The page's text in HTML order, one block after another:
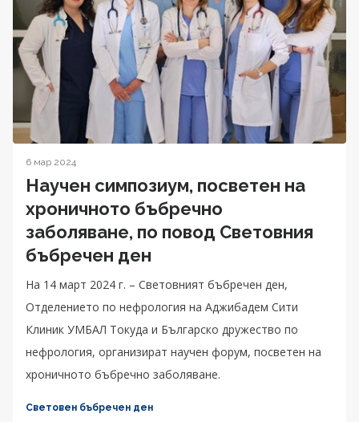
6 мар 2024
Научен симпозиум, посветен на
хроничното бъбречно
заболяване, по повод Световния
бъбречен ден
На 14 март 2024 г. – Световният бъбречен ден,
Отделението по нефрология на Аджибадем Сити
Клиник УМБАЛ Токуда и Българско дружество по
нефрология, организират научен форум, посветен на
хроничното бъбречно заболяване.
Световен бъбречен ден